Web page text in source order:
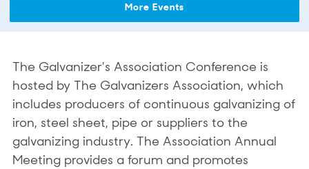
The Galvanizer’s Association Conference is
hosted by The Galvanizers Association, which
includes producers of continuous galvanizing of
iron, steel sheet, pipe or suppliers to the
galvanizing industry. The Association Annual
Meeting provides a forum and promotes
More Events